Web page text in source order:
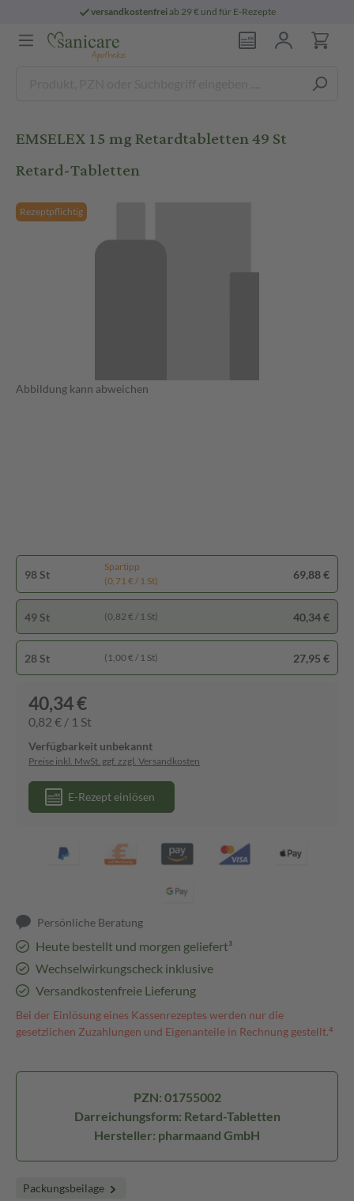
versandkostenfreiab 29 € und für E-Rezepte
EMSELEX 15 mg Retardtabletten 49 St
Retard-Tabletten
Rezeptpflichtig
Abbildung kann abweichen
98 St
Spartipp
(0,71 € / 1 St)
69,88 €
49 St (0,82 € / 1 St) 40,34 €
28 St (1,00 € / 1 St) 27,95 €
40,34 €
0,82 € / 1 St
Verfügbarkeit unbekannt
Preise inkl. MwSt. ggf. zzgl. Versandkosten
E-Rezept einlösen
Persönliche Beratung
Heute bestellt und morgen geliefert³
Wechselwirkungscheck inklusive
Versandkostenfreie Lieferung
Bei der Einlösung eines Kassenrezeptes werden nur die
gesetzlichen Zuzahlungen und Eigenanteile in Rechnung gestellt.⁴
PZN: 01755002
Darreichungsform: Retard-Tabletten
Hersteller: pharmaand GmbH
Packungsbeilage